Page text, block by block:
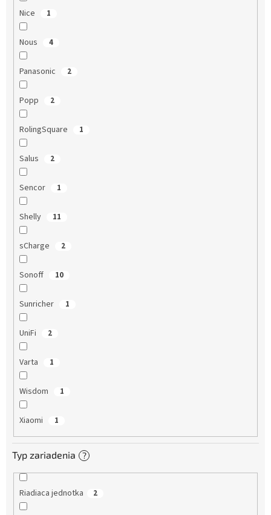
Nice 1
Nous 4
Panasonic 2
Popp 2
RolingSquare 1
Salus 2
Sencor 1
Shelly 11
sCharge 2
Sonoff 10
Sunricher 1
UniFi 2
Varta 1
Wisdom 1
Xiaomi 1
Typ zariadenia ?
Riadiaca jednotka 2